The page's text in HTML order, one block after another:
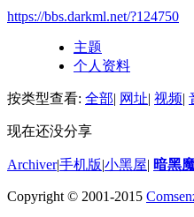
https://bbs.darkml.net/?124750
主题
个人资料
按类型查看: 全部| 网址| 视频|
现在还没分享
Archiver|手机版|小黑屋| 暗黑
Copyright © 2001-2015